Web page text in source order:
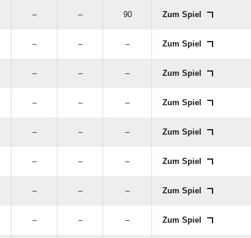
– – 90 Zum Spiel
– – – Zum Spiel
– – – Zum Spiel
– – – Zum Spiel
– – – Zum Spiel
– – – Zum Spiel
– – – Zum Spiel
– – – Zum Spiel